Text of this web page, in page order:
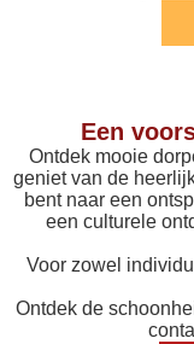
Een
Ontdek mooie
geniet van de
bent naar een
een culturele
Voor zowel
Ontdek de